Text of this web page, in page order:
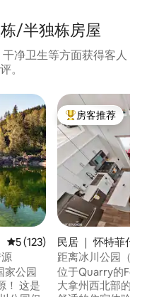
/半独栋房屋
净卫生等方面获得客人
。
平均评分 5 分（满分 5 分），
5 (123)
家公园
是
热门「房客推荐」
房客推荐
民居 ｜ 怀特菲什
距离冰川公园（
离城市海滩（City
（DT）5分钟
位于Quarry的Fox
大拿州西北部的冬